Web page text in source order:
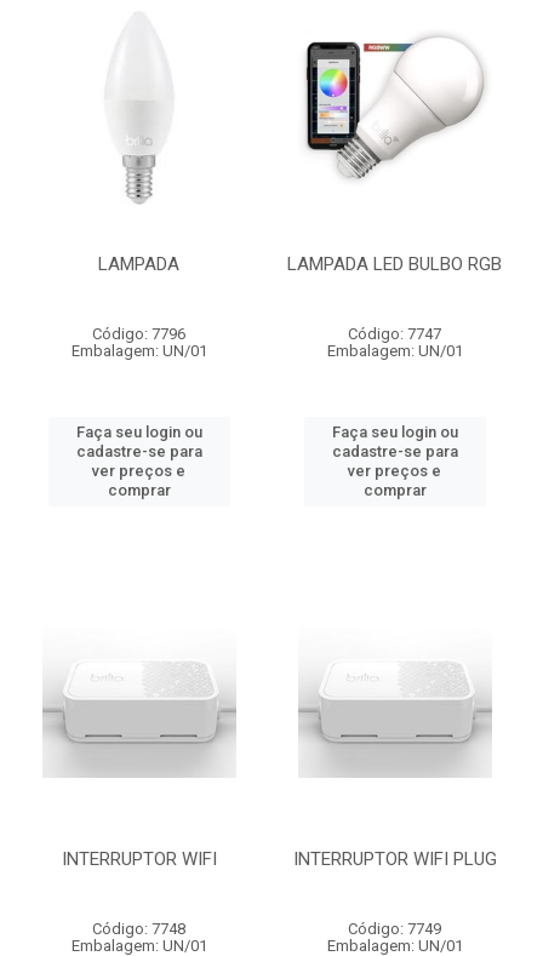
LAMPADA
Código: 7796
Embalagem: UN/01
Faça seu login ou
cadastre-se para
ver preços e
comprar
LAMPADA LED BULBO RGB
Código: 7747
Embalagem: UN/01
Faça seu login ou
cadastre-se para
ver preços e
comprar
INTERRUPTOR WIFI
Código: 7748
Embalagem: UN/01
INTERRUPTOR WIFI PLUG
Código: 7749
Embalagem: UN/01